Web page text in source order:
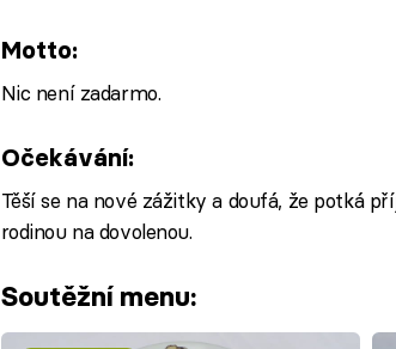
Motto:
Nic není zadarmo.
Očekávání:
Těší se na nové zážitky a doufá, že potká
rodinou na dovolenou.
Soutěžní menu: